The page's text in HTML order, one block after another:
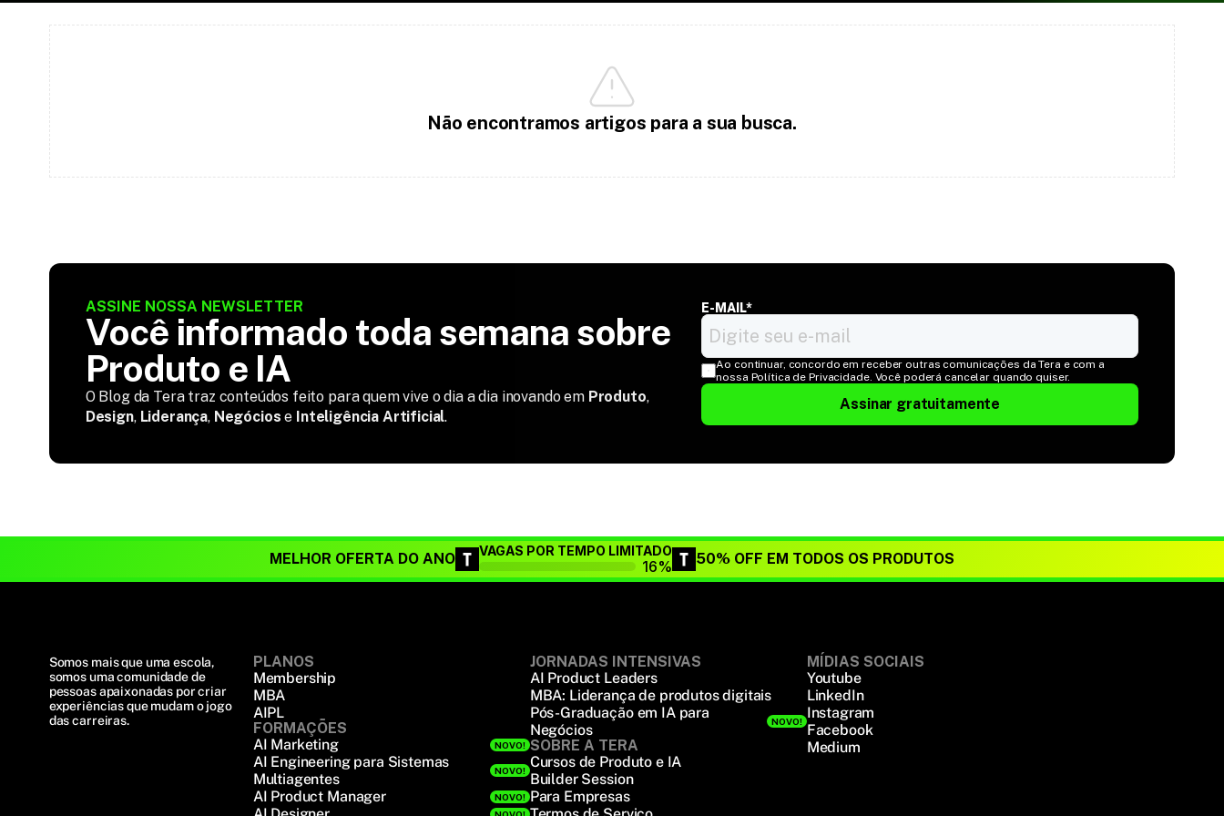
Não encontramos artigos para a sua busca.
ASSINE NOSSA NEWSLETTER
Você informado toda semana sobre
Produto e IA
O Blog da Tera traz conteúdos feito para quem vive o dia a dia inovando em Produto,
Design, Liderança, Negócios e Inteligência Artificial.
E-MAIL*
Ao continuar, concordo em receber outras comunicações da Tera e com a
nossa Política de Privacidade. Você poderá cancelar quando quiser.
Assinar gratuitamente
MELHOR OFERTA DO ANO VAGAS POR TEMPO LIMITADO
16% 50% OFF EM TODOS OS PRODUTOS
Somos mais que uma escola,
somos uma comunidade de
pessoas apaixonadas por criar
experiências que mudam o jogo
das carreiras.
PLANOS
Membership
MBA
AIPL
FORMAÇÕES
AI Marketing
NOVO!
AI Engineering para Sistemas
Multiagentes
NOVO!
AI Product Manager NOVO!
NOVO!
JORNADAS INTENSIVAS
AI Product Leaders
MBA: Liderança de produtos digitais
Pós-Graduação em IA para
Negócios
NOVO!
SOBRE A TERA
Cursos de Produto e IA
Builder Session
Para Empresas
MÍDIAS SOCIAIS
Youtube
LinkedIn
Instagram
Facebook
Medium